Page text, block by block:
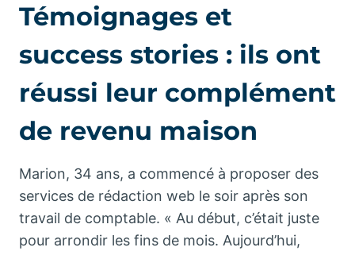
Témoignages et
success stories : ils ont
réussi leur complément
de revenu maison
Marion, 34 ans, a commencé à proposer des
services de rédaction web le soir après son
travail de comptable. « Au début, c’était juste
pour arrondir les fins de mois. Aujourd’hui,